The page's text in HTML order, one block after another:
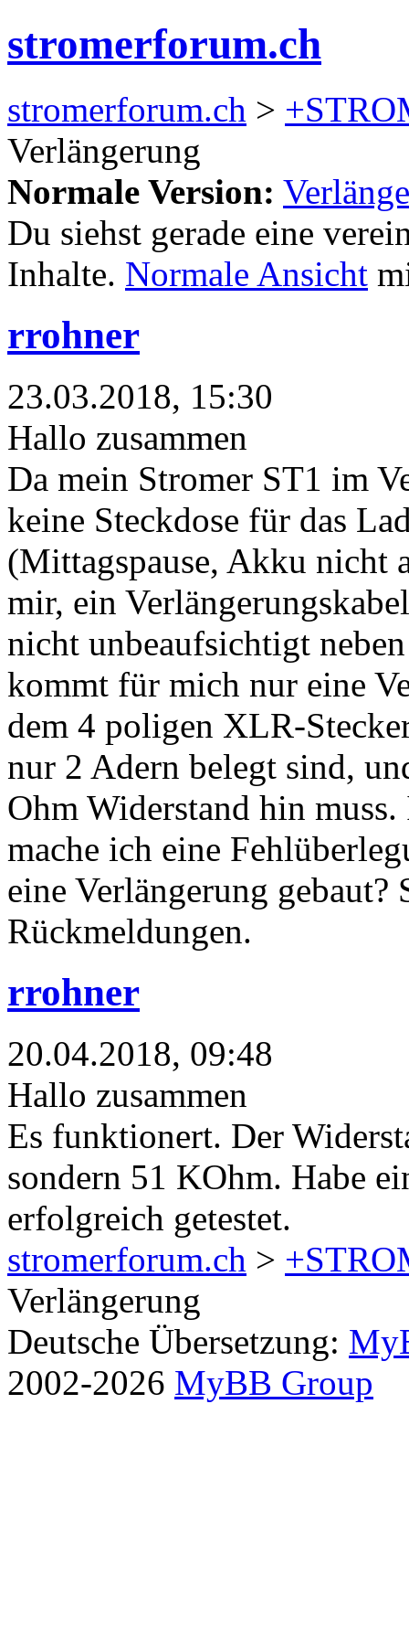
stromerforum.ch
stromerforum.ch >
Verlängerung
Normale Version:
Du siehst gerade eine
Inhalte. Normale Ansicht
rrohner
23.03.2018, 15:30
Hallo zusammen
Da mein Stromer ST1 im
keine Steckdose für das
(Mittagspause, Akku nicht
mir, ein
nicht unbeaufsichtigt
kommt für mich nur eine
dem 4 poligen XLR-
nur 2 Adern belegt sind,
Ohm Widerstand hin
mache ich eine
eine Verlängerung
Rückmeldungen.
rrohner
20.04.2018, 09:48
Hallo zusammen
Es funktionert. Der
sondern 51 KOhm. Habe
erfolgreich getestet.
stromerforum.ch >
Verlängerung
Deutsche Übersetzung:
2002-2026 MyBB Group